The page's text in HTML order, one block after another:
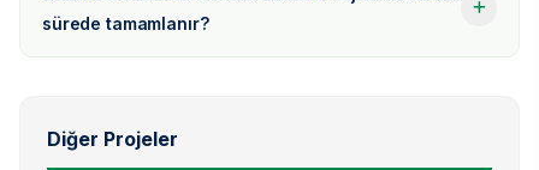
sürede tamamlanır?
Diğer Projeler